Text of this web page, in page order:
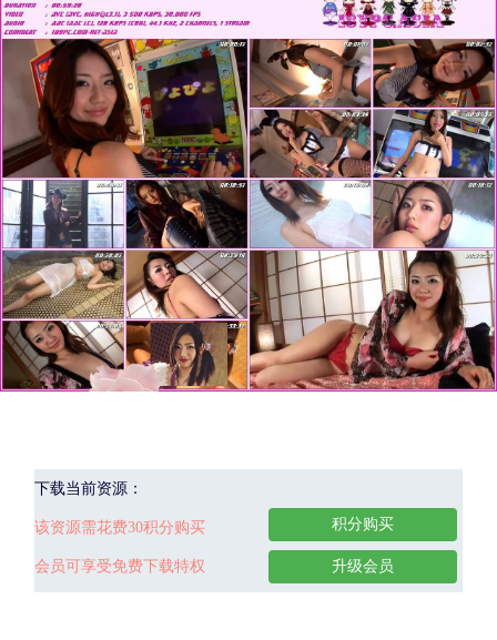
下载当前资源：
该资源需花费30积分购买
会员可享受免费下载特权
积分购买
升级会员